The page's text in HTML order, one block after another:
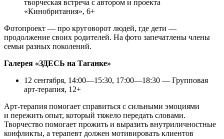
творческая встреча с автором и проекта
«Кинобритания», 6+
Фотопроект — про круговорот людей, где дети —
продолжение своих родителей. На фото запечатлены члены
семьи разных поколений.
Галерея «ЗДЕСЬ на Таганке»
12 сентября, 14:00—15:30, 17:00—18:30 — Групповая
арт-терапия, 12+
Арт-терапия помогает справиться с сильными эмоциями
и пережить опыт, который тяжело передать словами.
Творчество помогает прожить и выразить внутриличностные
конфликты, а терапевт должен мотивировать клиентов